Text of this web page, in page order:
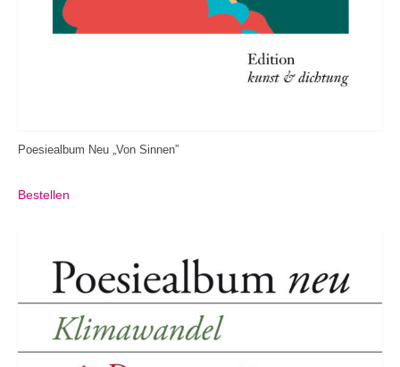
Poesiealbum Neu „Von Sinnen”
Bestellen